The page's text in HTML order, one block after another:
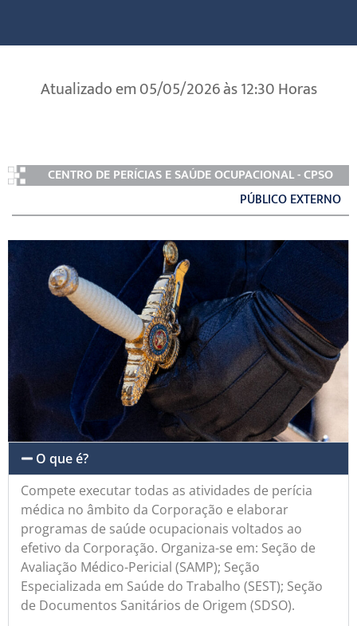
Atualizado em 05/05/2026 às 12:30 Horas
CENTRO DE PERÍCIAS E SAÚDE OCUPACIONAL - CPSO
PÚBLICO EXTERNO
O que é?
Compete executar todas as atividades de perícia
médica no âmbito da Corporação e elaborar
programas de saúde ocupacionais voltados ao
efetivo da Corporação. Organiza-se em: Seção de
Avaliação Médico-Pericial (SAMP); Seção
Especializada em Saúde do Trabalho (SEST); Seção
de Documentos Sanitários de Origem (SDSO).